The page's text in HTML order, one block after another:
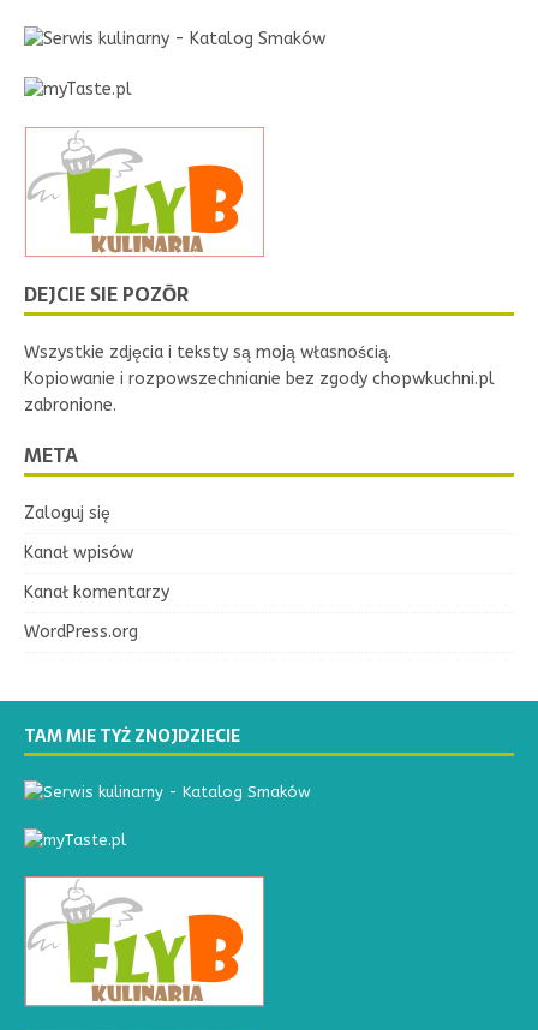
DEJCIE SIE POZŌR
Wszystkie zdjęcia i teksty są moją własnością.
Kopiowanie i rozpowszechnianie bez zgody chopwkuchni.pl
zabronione.
META
Zaloguj się
Kanał wpisów
Kanał komentarzy
WordPress.org
TAM MIE TYŻ ZNOJDZIECIE